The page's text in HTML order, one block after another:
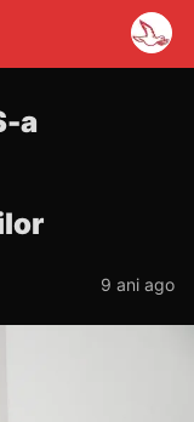
a
9 ani ago